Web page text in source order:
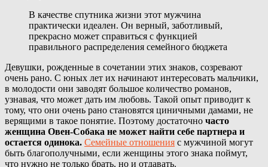
В качестве спутника жизни этот мужчина
практически идеален. Он верный, заботливый,
прекрасно может справиться с функцией
правильного распределения семейного бюджета
Девушки, рожденные в сочетании этих знаков, созревают
очень рано. С юных лет их начинают интересовать мальчики,
в молодости они заводят большое количество романов,
узнавая, что может дать им любовь. Такой опыт приводит к
тому, что они очень рано становятся циничными дамами, не
верящими в такое понятие. Поэтому достаточно часто
женщина Овен-Собака не может найти себе партнера и
остается одинока. Семейные отношения с мужчиной могут
быть благополучными, если женщины этого знака поймут,
что нужно не только брать, но и отдавать.